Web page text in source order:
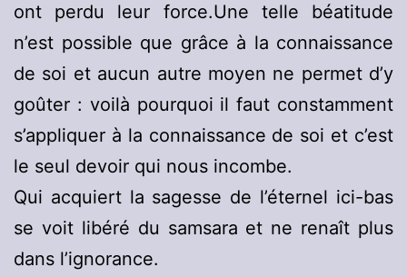
ont perdu leur force.Une telle béatitude
n’est possible que grâce à la connaissance
de soi et aucun autre moyen ne permet d’y
goûter : voilà pourquoi il faut constamment
s’appliquer à la connaissance de soi et c’est
le seul devoir qui nous incombe.
Qui acquiert la sagesse de l’éternel ici-bas
se voit libéré du samsara et ne renaît plus
dans l’ignorance.